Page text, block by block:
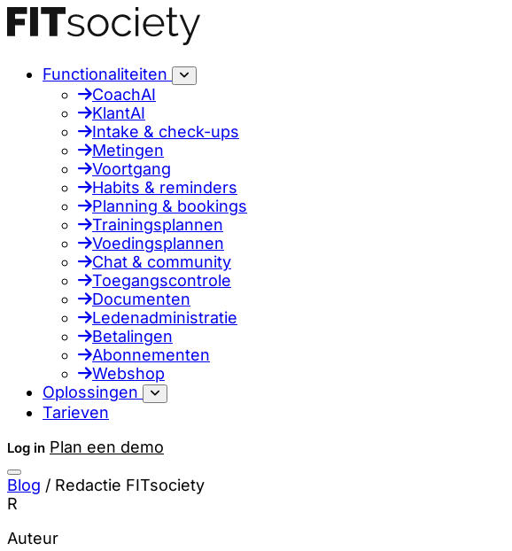
Functionaliteiten
CoachAI
KlantAI
Intake & check-ups
Metingen
Voortgang
Habits & reminders
Planning & bookings
Trainingsplannen
Voedingsplannen
Chat & community
Toegangscontrole
Documenten
Ledenadministratie
Betalingen
Abonnementen
Webshop
Oplossingen
Tarieven
Log in Plan een demo
Blog / Redactie FITsociety
R
Auteur